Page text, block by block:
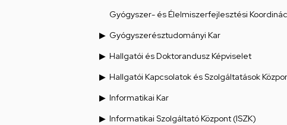
Gyógyszer- és Élelmiszerfejlesztési
Gyógyszerésztudományi Kar
Hallgatói és Doktorandusz Képviselet
Hallgatói Kapcsolatok és Szolgáltatások
Informatikai Kar
Informatikai Szolgáltató Központ (ISZK)